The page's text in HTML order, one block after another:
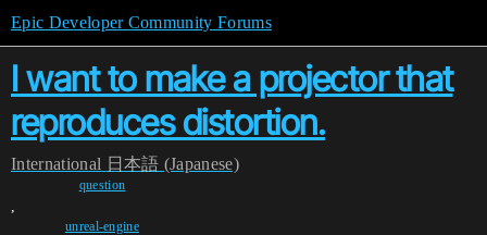
Epic Developer Community Forums
I want to make a projector that
reproduces distortion.
International 日本語 (Japanese)
question
,
unreal-engine